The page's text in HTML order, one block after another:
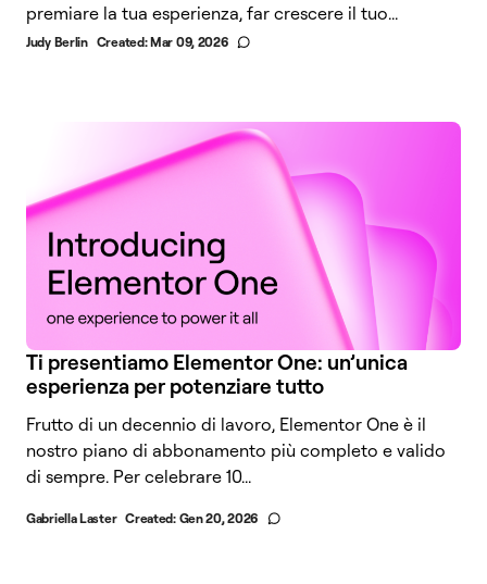
premiare la tua esperienza, far crescere il tuo...
Judy Berlin Created:Mar 09, 2026
Ti presentiamo Elementor One: un’unica
esperienza per potenziare tutto
Frutto di un decennio di lavoro, Elementor One è il
nostro piano di abbonamento più completo e valido
di sempre. Per celebrare 10...
Gabriella Laster Created: Gen 20, 2026